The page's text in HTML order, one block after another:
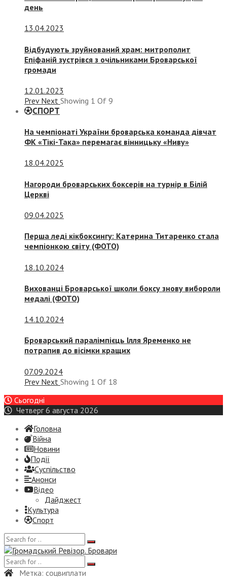
день
13.04.2023
Відбудують зруйнований храм: митрополит
Епіфаній зустрівся з очільниками Броварської
громади
12.01.2023
Prev Next Showing 1 Of 9
СПОРТ
На чемпіонаті України броварська команда дівчат
ФК «Тікі-Така» перемагає вінницьку «Ниву»
18.04.2025
Нагороди броварських боксерів на турнір в Білій
Церкві
09.04.2025
Перша леді кікбоксингу: Катерина Титаренко стала
чемпіонкою світу (ФОТО)
18.10.2024
Вихованці Броварської школи боксу знову вибороли
медалі (ФОТО)
14.10.2024
Броварський паралімпієць Ілля Яременко не
потрапив до вісімки кращих
07.09.2024
Prev Next Showing 1 Of 18
Сьогодні
Четверг 6 августа 2026
Головна
Війна
Новини
Події
Суспiльство
Анонси
Відео
Дайджест
Культура
Спорт
Метка: соцвиплати